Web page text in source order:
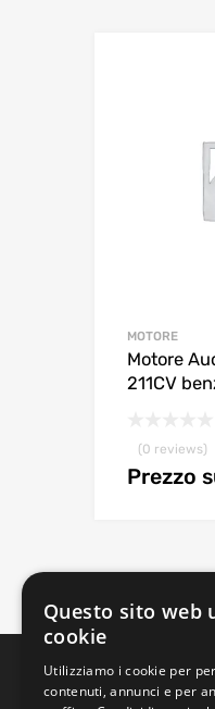
MOTORE
Motore
211CV
(0 reviews)
Prezzo
Questo sito web
cookie
Utilizziamo i cookie per
contenuti, annunci e per